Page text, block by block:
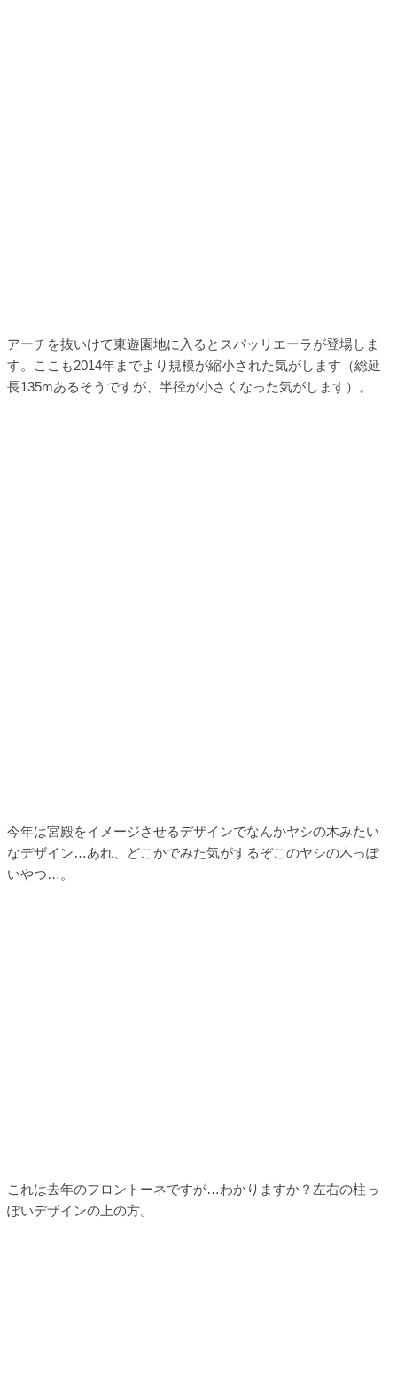
アーチを抜いけて東遊園地に入るとスパッリエーラが登場しま
す。ここも2014年までより規模が縮小された気がします（総延
長135mあるそうですが、半径が小さくなった気がします）。
今年は宮殿をイメージさせるデザインでなんかヤシの木みたい
なデザイン…あれ、どこかでみた気がするぞこのヤシの木っぽ
いやつ…。
これは去年のフロントーネですが…わかりますか？左右の柱っ
ぽいデザインの上の方。